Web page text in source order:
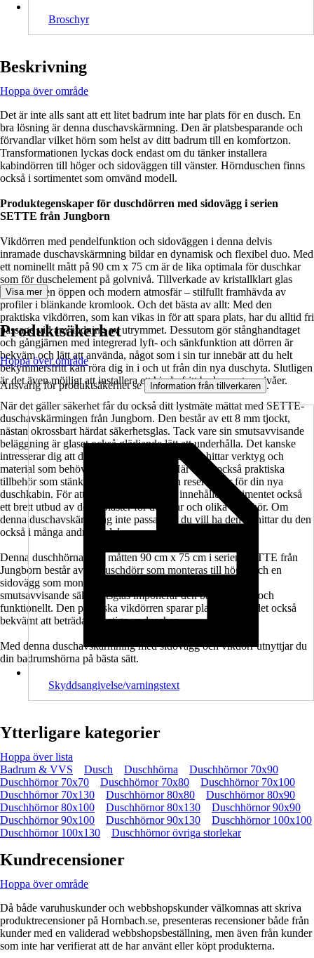
Broschyr
Beskrivning
Hoppa över område
Det är inte alls sant att ett litet badrum inte har plats för en dusch. En
bra lösning är denna duschavskärmning. Den är platsbesparande och
förvandlar vilket hörn som helst av ditt badrum till en komfortzon.
Transformationen lyckas dock endast om du tänker installera
kabindörren till höger och sidoväggen till vänster. Hörnduschen finns
också i sortimentet som omvänd modell.
Produktegenskaper för duschdörren med sidovägg i serien
SETTE från Jungborn
Vikdörren med pendelfunktion och sidoväggen i denna delvis
inramade duschavskärmning bildar en dynamisk och flexibel duo. Med
ett nominellt mått på 90 cm x 75 cm är de lika optimala för duschkar
som för duschelement på golvnivå. Tillverkade av kristallklart glas
skapar de en öppen och modern atmosfär – stilfullt framhävda av
profiler i blänkande kromlook. Och det bästa av allt: Med den
praktiska vikdörren, som kan vikas in för att spara plats, har du alltid fri
passage vid användning av utrymmet. Dessutom gör stånghandtaget
och gångjärnen med integrerad lyft- och sänkfunktion att dörren är
bekväm och lätt att använda, något som i sin tur innebär att du helt
bekymmersfritt kan röra dig in i och ut från din nya duschyta. Slutligen
är det även möjligt att installera ett hinderfritt badrum utan nivåer.
När det gäller säkerhet får du också ditt lystmäte mättat med SETTE-
duschavskärmingen från Jungborn. Den består av ett 8 mm tjockt,
nästan okrossbart härdat säkerhetsglas. Tack vare sin smutsavvisande
beläggning är glaset också glädjande lätt att underhålla. Det kanske
intresserar dig att du här i sortimentet inte bara hittar verktyg och
material som behövs för installationen. Här finns också praktiska
tillbehör som stänkskydd, tätningsset och reservdelar för din nya
duschkabin. För att ge den det lilla extra innehåller sortimentet också
ett brett utbud av dekorplaster för duschar och olika tillbehör. Om
denna duschavskärmning inte passar där du vill ha den så hittar du den
också i många andra storlekar.
Denna duschhörna med måtten 90 cm x 75 cm i serien SETTE från
Jungborn består av en duschdörr som monteras till höger och en
sidovägg som monteras till vänster. Tillverkad av klart och
smutsavvisande säkerhetsglas imponerar den både visuellt och
funktionellt. Den praktiska vikdörren sparar plats och gör det också
bekvämt att beträda och stiga ur duschen.
Med denna duschavskärmning med sidovägg och vikdörr utnyttjar du
din badrumshörna på bästa sätt.
Visa mer
Produktsäkerhet
Hoppa över område
Ansvarig för produktsäkerhet se Information från tillverkaren .
Skyddsangivelse/varningstext
Ytterligare kategorier
Hoppa över lista
Badrum & VVS
Dusch Duschhörna
Duschhörnor 70x90
Duschhörnor 70x70
Duschhörnor 70x80
Duschhörnor 70x100
Duschhörnor 70x130
Duschhörnor 80x80
Duschhörnor 80x90
Duschhörnor 80x100
Duschhörnor 80x130
Duschhörnor 90x90
Duschhörnor 90x100
Duschhörnor 90x130
Duschhörnor 100x100
Duschhörnor 100x130
Duschhörnor övriga storlekar
Kundrecensioner
Hoppa över område
Då både varuhuskunder och webbshopskunder välkomnas att skriva
produktrecensioner på Hornbach.se, presenteras recensioner både från
kunder med en validerad webbshopsbeställning, men även från kunder
som inte har verifierat att de har använt eller köpt produkterna.